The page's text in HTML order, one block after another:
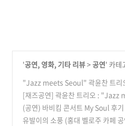
'공연, 영화, 기타 리뷰>공연' 카테
"Jazz meets Seoul" 곽윤찬 트리
[재즈공연] 곽윤찬 트리오 : "Jazz
l" 4/30(금) 오후 8시, LG아트센터
(공연) 바비킴 콘서트 My Soul 후기
ou're my everything/사랑..그놈)
유발이의 소풍 (홍대 벨로주 카페